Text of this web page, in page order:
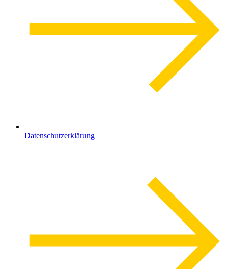
Datenschutzerklärung